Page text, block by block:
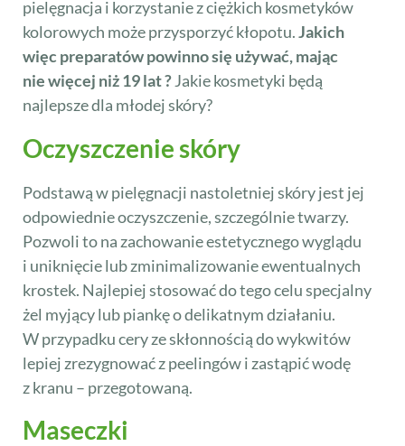
pielęgnacja i korzystanie z ciężkich kosmetyków
kolorowych może przysporzyć kłopotu.Jakich
więc preparatów powinno się używać, mając
nie więcej niż 19 lat ?Jakie kosmetyki będą
najlepsze dla młodej skóry?
Oczyszczenie skóry
Podstawą w pielęgnacji nastoletniej skóry jest jej
odpowiednie oczyszczenie, szczególnie twarzy.
Pozwoli to na zachowanie estetycznego wyglądu
i uniknięcie lub zminimalizowanie ewentualnych
krostek. Najlepiej stosować do tego celu specjalny
żel myjący lub piankę o delikatnym działaniu.
W przypadku cery ze skłonnością do wykwitów
lepiej zrezygnować z peelingów i zastąpić wodę
z kranu – przegotowaną.
Maseczki